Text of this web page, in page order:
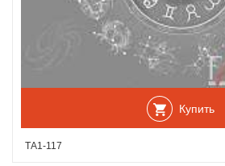
Купить
ТА1-117